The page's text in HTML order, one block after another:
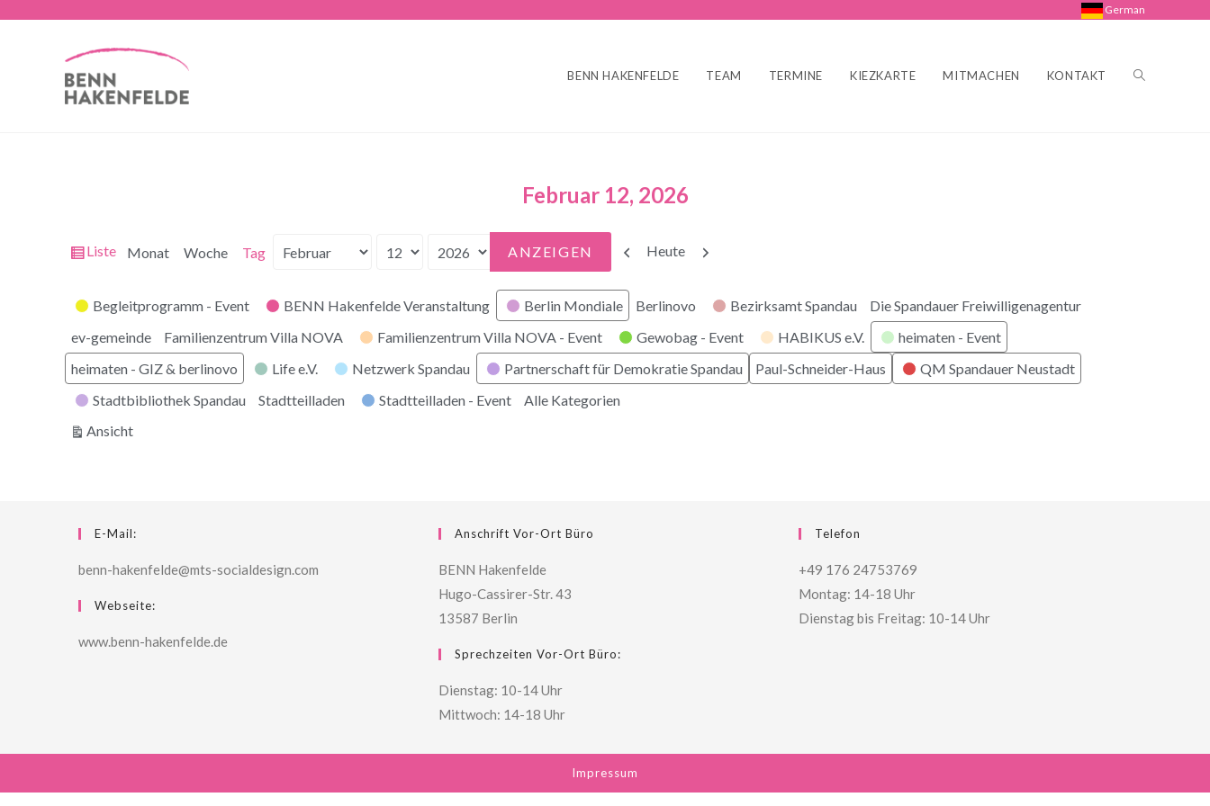
German
BENN HAKENFELDE TEAM TERMINE KIEZKARTE MITMACHEN KONTAKT
Februar 12, 2026
Ansicht
Liste Monat Woche Tag
Monat
Tag
Jahr
Zurück
Heute Weiter
Kategorien
Begleitprogramm - Event BENN Hakenfelde Veranstaltung Berlin Mondiale Berlinovo Bezirksamt Spandau
Die Spandauer Freiwilligenagentur
ev-gemeinde
Familienzentrum Villa NOVA Familienzentrum Villa NOVA - Event Gewobag - Event HABIKUS e.V.
heimaten - Event
heimaten - GIZ & berlinovo
Life e.V. Netzwerk Spandau Partnerschaft für Demokratie Spandau Paul-Schneider-Haus
QM Spandauer Neustadt
Stadtbibliothek Spandau
Stadtteilladen Stadtteilladen - Event
Alle Kategorien
Ansichtausdrucken
E-Mail:
benn-hakenfelde@mts-socialdesign.com
Webseite:
www.benn-hakenfelde.de
Anschrift Vor-Ort Büro
BENN Hakenfelde
Hugo-Cassirer-Str. 43
13587 Berlin
Sprechzeiten Vor-Ort Büro:
Dienstag: 10-14 Uhr
Mittwoch: 14-18 Uhr
Telefon
+49 176 24753769
Montag: 14-18 Uhr
Dienstag bis Freitag: 10-14 Uhr
Impressum